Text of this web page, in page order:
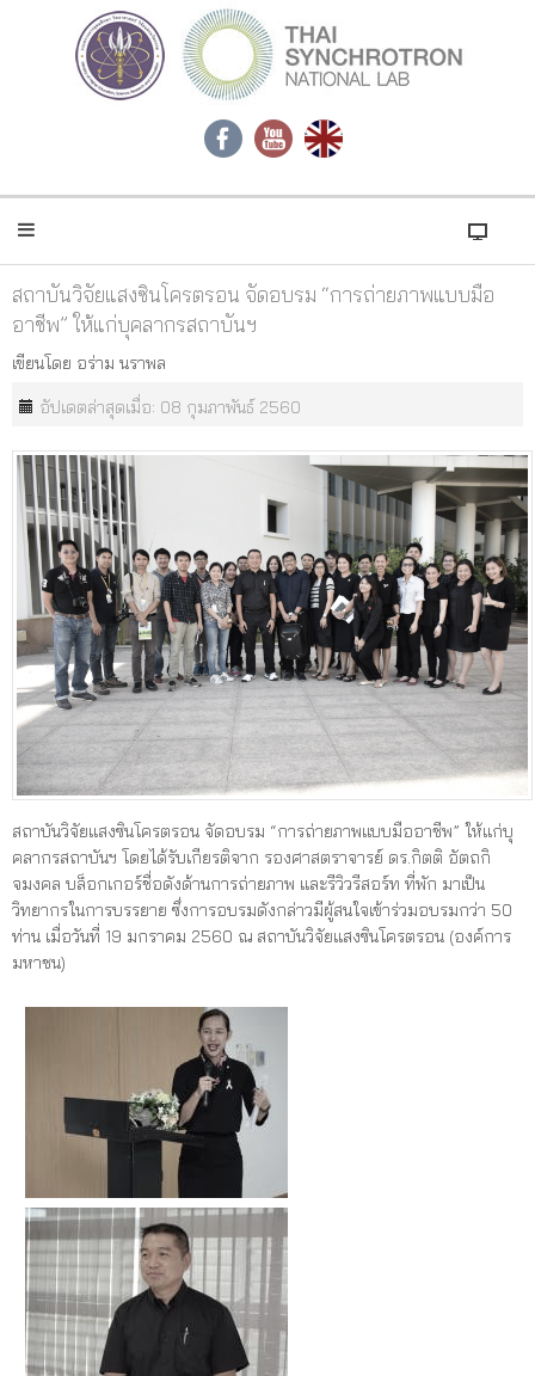
สถาบันวิจัยแสงซินโครตรอน จัดอบรม “การถ่ายภาพแบบมือ
อาชีพ” ให้แก่บุคลากรสถาบันฯ
เขียนโดย อร่าม นราพล
อัปเดตล่าสุดเมื่อ: 08 กุมภาพันธ์ 2560
สถาบันวิจัยแสงซินโครตรอน จัดอบรม “การถ่ายภาพแบบมืออาชีพ” ให้แก่บุ
คลากรสถาบันฯ โดยได้รับเกียรติจาก รองศาสตราจารย์ ดร.กิตติ อัตถกิ
จมงคล บล็อกเกอร์ชื่อดังด้านการถ่ายภาพ และรีวิวรีสอร์ท ที่พัก มาเป็น
วิทยากรในการบรรยาย ซึ่งการอบรมดังกล่าวมีผู้สนใจเข้าร่วมอบรมกว่า 50
ท่าน เมื่อวันที่ 19 มกราคม 2560 ณ สถาบันวิจัยแสงซินโครตรอน (องค์การ
มหาชน)